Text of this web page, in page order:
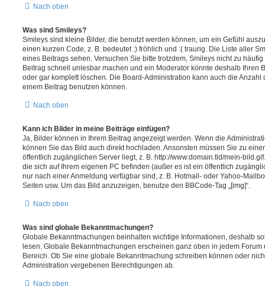
Nach oben
Was sind Smileys?
Smileys sind kleine Bilder, die benutzt werden können, um ein Gefühl
einen kurzen Code, z. B. bedeutet :) fröhlich und :( traurig. Die Liste aller
eines Beitrags sehen. Versuchen Sie bitte trotzdem, Smileys nicht zu
Beitrag schnell unlesbar machen und ein Moderator könnte deshalb Ihren
oder gar komplett löschen. Die Board-Administration kann auch die
einem Beitrag benutzen können.
Nach oben
Kann ich Bilder in meine Beiträge einfügen?
Ja, Bilder können in Ihrem Beitrag angezeigt werden. Wenn die
können Sie das Bild auch direkt hochladen. Ansonsten müssen Sie zu
öffentlich zugänglichen Server liegt, z. B. http://www.domain.tld/mein-
die sich auf Ihrem eigenen PC befinden (außer es ist ein öffentlich
nur nach einer Anmeldung verfügbar sind, z. B. Hotmail- oder Yahoo-
Seiten usw. Um das Bild anzuzeigen, benutze den BBCode-Tag „[img]“.
Nach oben
Was sind globale Bekanntmachungen?
Globale Bekanntmachungen beinhalten wichtige Informationen, deshalb
lesen. Globale Bekanntmachungen erscheinen ganz oben in jedem
Bereich. Ob Sie eine globale Bekanntmachung schreiben können oder
Administration vergebenen Berechtigungen ab.
Nach oben